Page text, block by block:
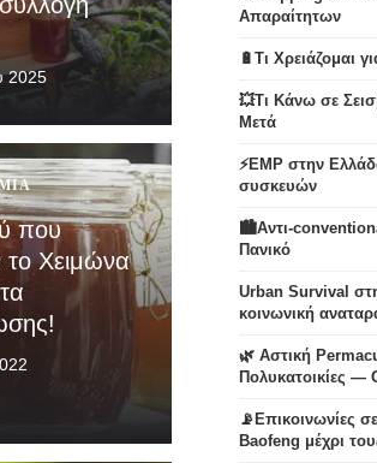
2025
που
Χειμώνα
Απαραίτητων
🔋Τι Χρειάζομαι
💥Τι Κάνω σε
Μετά
⚡EMP στην
συσκευών
🏙️Αντι-
Πανικό
Urban Survival
κοινωνική
🌿 Αστική
Πολυκατοικίες
📡Επικοινωνίες
Baofeng μέχρι